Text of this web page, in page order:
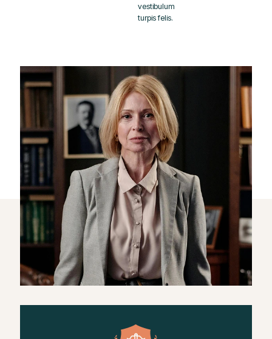
vestibulum
turpis felis.